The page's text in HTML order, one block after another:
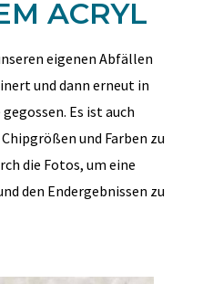
ACRYL
eigenen Abfällen
und dann erneut in
Es ist auch
und Farben zu
die Fotos, um eine
den Endergebnissen zu